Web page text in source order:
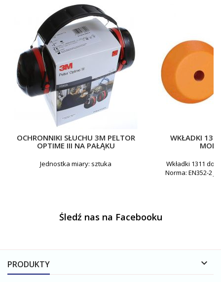
OCHRONNIKI SŁUCHU 3M PELTOR
OPTIME III NA PAŁĄKU
Jednostka miary: sztuka
WKŁADKI
Wkładki 1311 do
Norma: EN352-2
Śledź nas na Facebooku
PRODUKTY 